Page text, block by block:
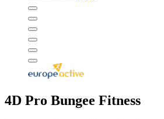
4D Pro Bungee Fitness